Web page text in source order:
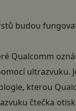
budou
Qualcomm
ultrazvuku.
kterou
čtečka